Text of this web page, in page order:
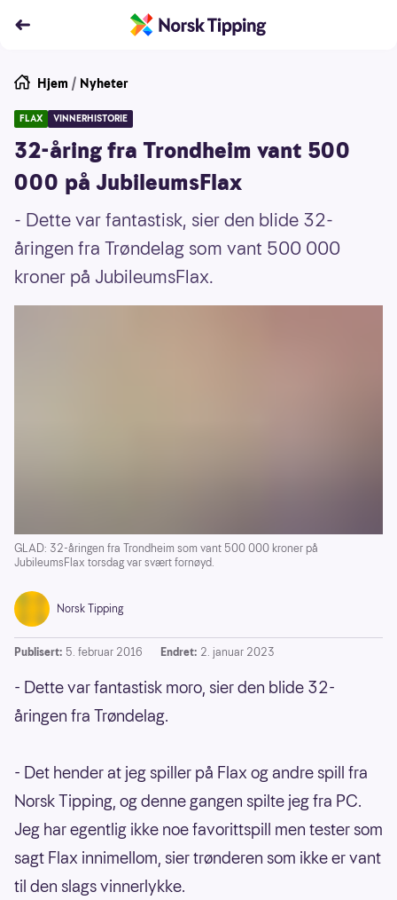
Hjem / Nyheter
FLAX VINNERHISTORIE
32-åring fra Trondheim vant 500
000 på JubileumsFlax
- Dette var fantastisk, sier den blide 32-
åringen fra Trøndelag som vant 500 000
kroner på JubileumsFlax.
GLAD: 32-åringen fra Trondheim som vant 500 000 kroner på
JubileumsFlax torsdag var svært fornøyd.
Norsk Tipping
Publisert: 5. februar 2016 Endret: 2. januar 2023
- Dette var fantastisk moro, sier den blide 32-
åringen fra Trøndelag.
- Det hender at jeg spiller på Flax og andre spill fra
Norsk Tipping, og denne gangen spilte jeg fra PC.
Jeg har egentlig ikke noe favorittspill men tester som
sagt Flax innimellom, sier trønderen som ikke er vant
til den slags vinnerlykke.